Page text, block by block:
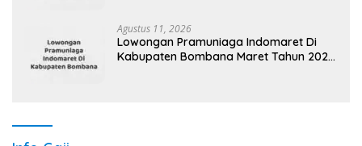
Agustus 11, 2026
Lowongan Pramuniaga Indomaret Di
Kabupaten Bombana Maret Tahun 2025